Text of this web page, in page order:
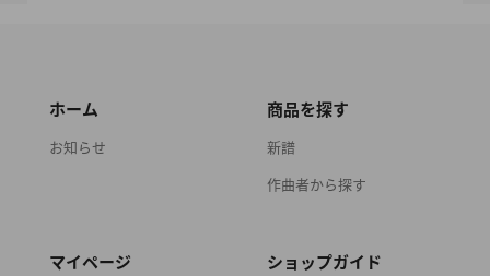
ホーム
お知らせ
商品を探す
新譜
作曲者から探す
マイページ ショップガイド